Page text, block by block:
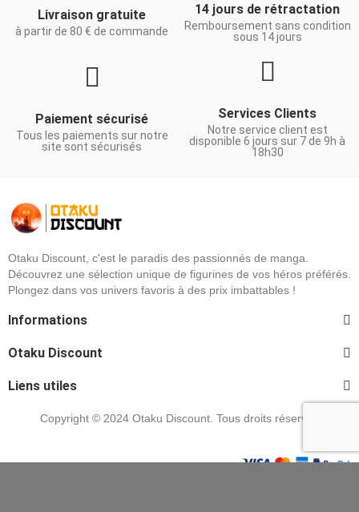
Livraison gratuite
à partir de 80 € de commande
14 jours de rétractation
Remboursement sans condition
sous 14 jours
Paiement sécurisé
Tous les paiements sur notre
site sont sécurisés
Services Clients
Notre service client est
disponible 6 jours sur 7 de 9h à
18h30
Otaku Discount, c'est le paradis des passionnés de manga.
Découvrez une sélection unique de figurines de vos héros préférés.
Plongez dans vos univers favoris à des prix imbattables !
Informations
Otaku Discount
Liens utiles
Copyright © 2024 Otaku Discount. Tous droits réservés